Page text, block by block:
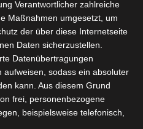
im Firewall- und
Viele Digitalpakt-Mittel
– eine Chance für
welches sich auf Schulen
Basis von 2000
aufzubauen.
Verantwortlicher zahlreiche
Maßnahmen umgesetzt, um
der über diese Internetseite
Daten sicherzustellen.
Datenübertragungen
aufweisen, sodass ein absoluter
kann. Aus diesem Grund
frei, personenbezogene
beispielsweise telefonisch,